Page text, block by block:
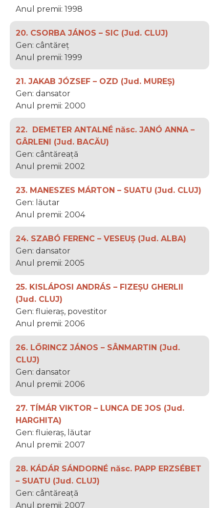
Anul premii: 1998
20. CSORBA JÁNOS – SIC (Jud. CLUJ)
Gen: cântăreț
Anul premii: 1999
21. JAKAB JÓZSEF – OZD (Jud. MUREȘ)
Gen: dansator
Anul premii: 2000
22. DEMETER ANTALNÉ născ. JANÓ ANNA –
GÂRLENI (Jud. BACĂU)
Gen: cântăreață
Anul premii: 2002
23. MANESZES MÁRTON – SUATU (Jud. CLUJ)
Gen: lăutar
Anul premii: 2004
24. SZABÓ FERENC – VESEUȘ (Jud. ALBA)
Gen: dansator
Anul premii: 2005
25. KISLÁPOSI ANDRÁS – FIZEȘU GHERLII
(Jud. CLUJ)
Gen: fluieraș, povestitor
Anul premii: 2006
26. LŐRINCZ JÁNOS – SÂNMARTIN (Jud.
CLUJ)
Gen: dansator
Anul premii: 2006
27. TÍMÁR VIKTOR – LUNCA DE JOS (Jud.
HARGHITA)
Gen: fluieraș, lăutar
Anul premii: 2007
28. KÁDÁR SÁNDORNÉ născ. PAPP ERZSÉBET
– SUATU (Jud. CLUJ)
Gen: cântăreață
Anul premii: 2007